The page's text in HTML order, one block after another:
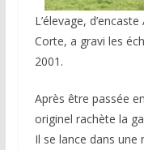
L’élevage,
Corte, a gravi les
2001.
Après être passée
originel rachète la
Il se lance dans une